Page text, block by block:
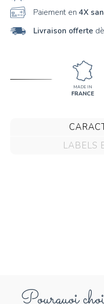
Paiement en 4X
Livraison offerte
MADE IN
FRANCE
LABELS